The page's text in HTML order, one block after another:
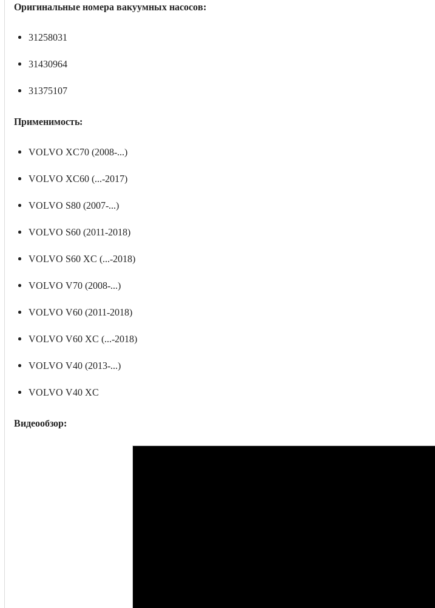
Оригинальные номера вакуумных насосов:
31258031
31430964
31375107
Применимость:
VOLVO XC70 (2008-...)
VOLVO XC60 (...-2017)
VOLVO S80 (2007-...)
VOLVO S60 (2011-2018)
VOLVO S60 XC (...-2018)
VOLVO V70 (2008-...)
VOLVO V60 (2011-2018)
VOLVO V60 XC (...-2018)
VOLVO V40 (2013-...)
VOLVO V40 XC
Видеообзор: